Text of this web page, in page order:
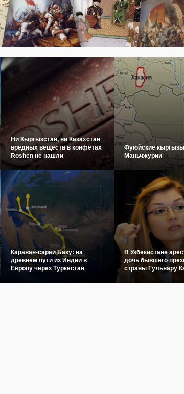
Ни Кыргызстан, ни Казахстан
вредных веществ в конфетах
Roshen не нашли
Фуюйские
Маньчжурии
Караван-сараи Баку: на
древнем пути из Индии в
Европу через Туркестан
В Узбекистане
дочь бывшего
страны Гульнару